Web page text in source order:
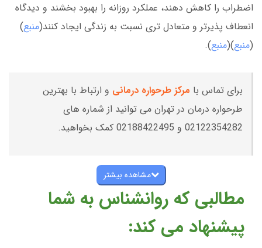
اضطراب را کاهش دهند، عملکرد روزانه را بهبود بخشند و دیدگاه
انعطاف پذیرتر و متعادل تری نسبت به زندگی ایجاد کنند(منبع)
(منبع)(منبع).
برای تماس با مرکز طرحواره درمانی و ارتباط با بهترین
طرحواره درمان در تهران می توانید از شماره های
02122354282 و 02188422495 کمک بخواهید.
مشاهده بیشتر
مطالبی که روانشناس به شما
پیشنهاد می کند: